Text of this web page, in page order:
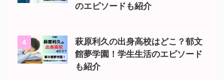
のエピソードも紹介
4
萩原利久の出身高校はどこ？郁文
館夢学園！学生生活のエピソード
も紹介